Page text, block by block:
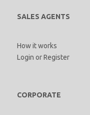
SALES AGENTS
How it works
Login orRegister
CORPORATE